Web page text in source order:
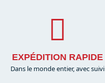
EXPÉDITION RAPIDE
Dans le monde entier, avec suivi